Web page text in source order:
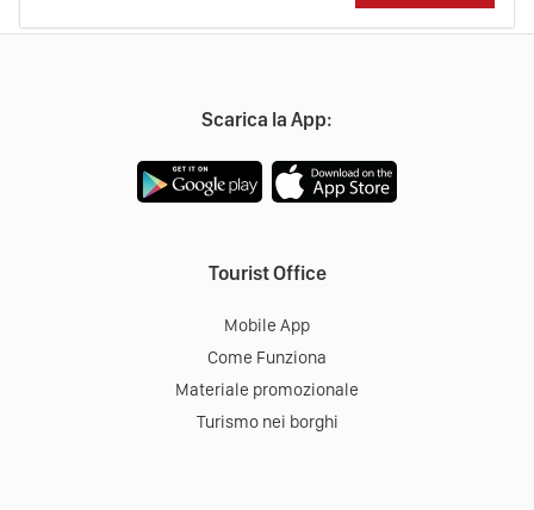
Scarica la App:
Tourist Office
Mobile App
Come Funziona
Materiale promozionale
Turismo nei borghi